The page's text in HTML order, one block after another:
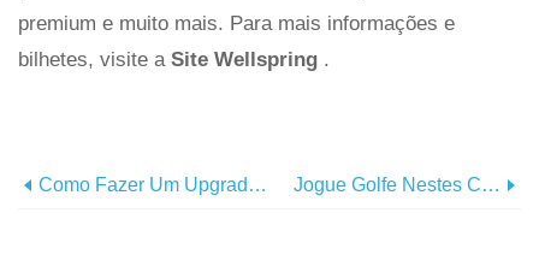
premium e muito mais. Para mais informações e
bilhetes, visite a Site Wellspring .
Como Fazer Um Upgrade Na Sua Semana De Restaurantes Em Greater Palm Springs Jogue Golfe Nestes Campos De Golfe Certificados Pela Audubon